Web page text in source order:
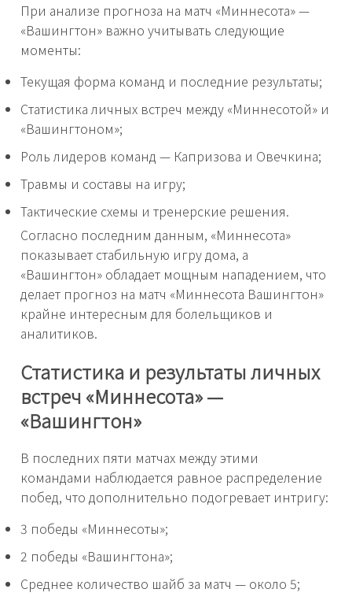
При анализе прогноза на матч «Миннесота» —
«Вашингтон» важно учитывать следующие
моменты:
Текущая форма команд и последние результаты;
Статистика личных встреч между «Миннесотой» и
«Вашингтоном»;
Роль лидеров команд — Капризова и Овечкина;
Травмы и составы на игру;
Тактические схемы и тренерские решения.
Согласно последним данным, «Миннесота»
показывает стабильную игру дома, а
«Вашингтон» обладает мощным нападением, что
делает прогноз на матч «Миннесота Вашингтон»
крайне интересным для болельщиков и
аналитиков.
Статистика и результаты личных
встреч «Миннесота» —
«Вашингтон»
В последних пяти матчах между этими
командами наблюдается равное распределение
побед, что дополнительно подогревает интригу:
3 победы «Миннесоты»;
2 победы «Вашингтона»;
Среднее количество шайб за матч — около 5;